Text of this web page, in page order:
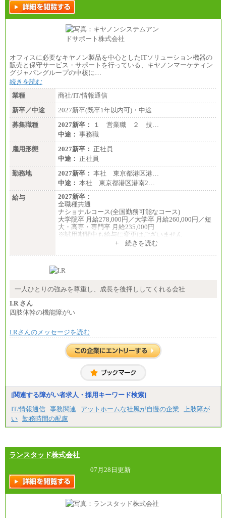
オフィスに必要なキヤノン製品を中心としたITソリューション機器の
販売と保守サービス・サポートを行っている、キヤノンマーケティン
グジャパングループの中核に…
続きを読む
業種
商社/IT/情報通信
新卒／中途
2027新卒(既卒1年以内可)・中途
募集職種
2027新卒：
１ 営業職 ２ 技…
中途： 事務職
雇用形態
2027新卒： 正社員
中途： 正社員
勤務地
2027新卒： 本社 東京都港区港…
中途： 本社 東京都港区港南2…
給与
2027新卒：
全職種共通
ナショナルコース(全国勤務可能なコース)
大学院卒 月給278,000円／大学卒 月給260,000円／短
大・高専・専門卒 月給235,000円
※試用期間中も給与に変更はございません
大学院卒 月給264,000円／大学卒 月給250,000円／短
※試用期間中も給与に変更はございません
月給：250,000円～400,000円
+ 続きを読む
一人ひとりの強みを尊重し、成長を後押ししてくれる会社
I.R さん
四肢体幹の機能障がい
I.Rさんのメッセージを読む
[関連する障がい者求人・採用キーワード検索]
IT/情報通信 事務関連 アットホームな社風が自慢の企業
上肢障が
い 勤務時間の配慮
ランスタッド株式会社
07月28日更新